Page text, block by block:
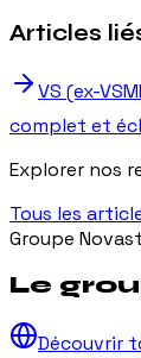
Articles
VS (ex-
complet et
Explorer nos
Tous les
Groupe
Le
Découvrir